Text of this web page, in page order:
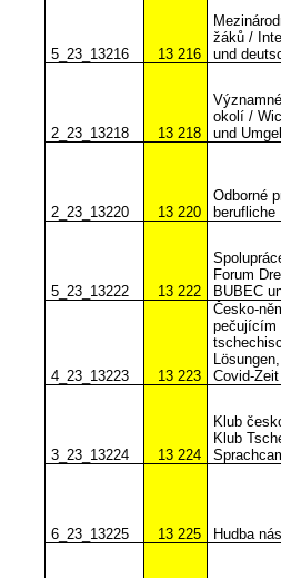
5_23_13216 13 216
žáků /
und
2_23_13218 13 218
okolí /
und
2_23_13220 13 220
Odborné
5_23_13222 13 222
Forum
BUBEC
4_23_13223 13 223
Česko-
pečujícím
Covid-
3_23_13224 13 224
Klub
Klub
6_23_13225 13 225 Hudba